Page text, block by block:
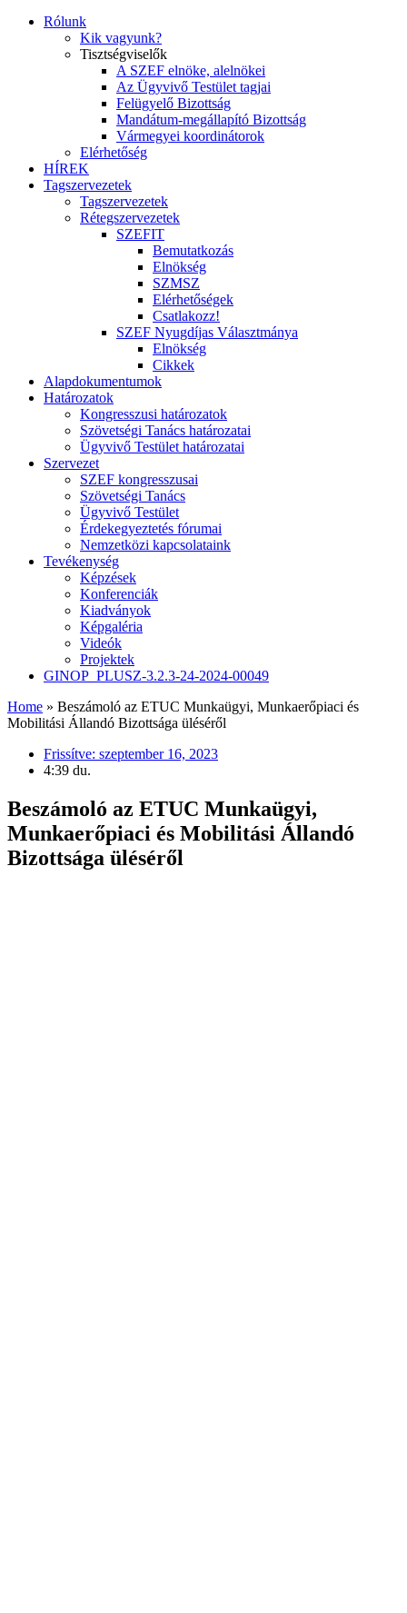
Rólunk
Kik vagyunk?
Tisztségviselők
A SZEF elnöke, alelnökei
Az Ügyvivő Testület tagjai
Felügyelő Bizottság
Mandátum-megállapító Bizottság
Vármegyei koordinátorok
Elérhetőség
HÍREK
Tagszervezetek
Tagszervezetek
Rétegszervezetek
SZEFIT
Bemutatkozás
Elnökség
SZMSZ
Elérhetőségek
Csatlakozz!
SZEF Nyugdíjas Választmánya
Elnökség
Cikkek
Alapdokumentumok
Határozatok
Kongresszusi határozatok
Szövetségi Tanács határozatai
Ügyvivő Testület határozatai
Szervezet
SZEF kongresszusai
Szövetségi Tanács
Ügyvivő Testület
Érdekegyeztetés fórumai
Nemzetközi kapcsolataink
Tevékenység
Képzések
Konferenciák
Kiadványok
Képgaléria
Videók
Projektek
GINOP_PLUSZ-3.2.3-24-2024-00049
Home » Beszámoló az ETUC Munkaügyi, Munkaerőpiaci és
Mobilitási Állandó Bizottsága üléséről
Frissítve: szeptember 16, 2023
4:39 du.
Beszámoló az ETUC Munkaügyi,
Munkaerőpiaci és Mobilitási Állandó
Bizottsága üléséről